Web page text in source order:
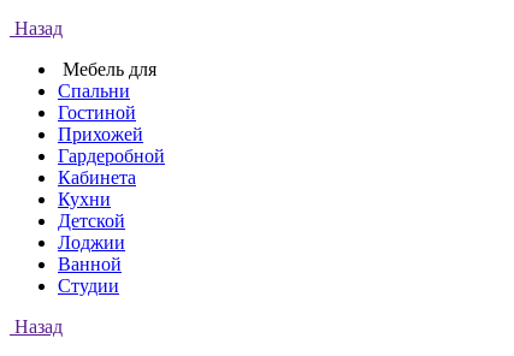
Назад
Мебель для
Спальни
Гостиной
Прихожей
Гардеробной
Кабинета
Кухни
Детской
Лоджии
Ванной
Студии
Назад